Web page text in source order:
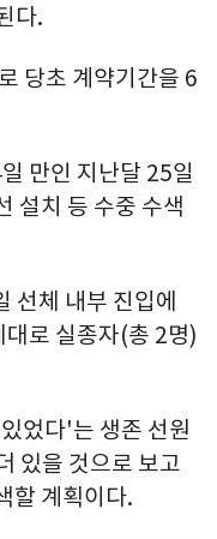
다.
당초 계약기간을 6
만인 지난달 25일
설치 등 수중 수색
선체 내부 진입에
로 실종자(총 2명)
었다'는 생존 선원
있을 것으로 보고
할 계획이다.